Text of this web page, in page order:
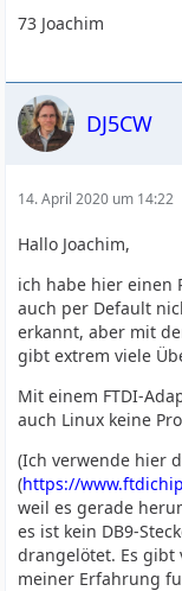
73 Joachim
DJ5CW
14. April 2020 um 14:22
Hallo Joachim,
ich habe hier einen
auch per Default
erkannt, aber mit
gibt extrem viele
Mit einem FTDI-
auch Linux keine
(Ich verwende hier
(https://
weil es gerade
es ist kein DB9-
drangelötet. Es gibt
meiner Erfahrung